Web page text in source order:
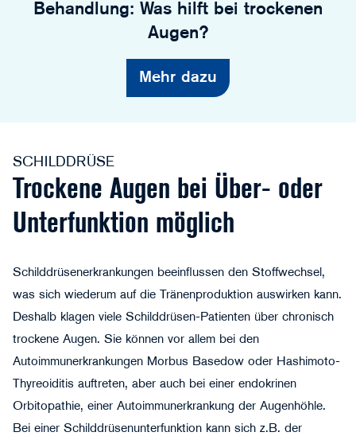
Behandlung: Was hilft bei trockenen
Augen?
Mehr dazu
SCHILDDRÜSE
Trockene Augen bei Über- oder
Unterfunktion möglich
Schilddrüsenerkrankungen beeinflussen den Stoffwechsel,
was sich wiederum auf die Tränenproduktion auswirken kann.
Deshalb klagen viele Schilddrüsen-Patienten über chronisch
trockene Augen. Sie können vor allem bei den
Autoimmunerkrankungen Morbus Basedow oder Hashimoto-
Thyreoiditis auftreten, aber auch bei einer endokrinen
Orbitopathie, einer Autoimmunerkrankung der Augenhöhle.
Bei einer Schilddrüsenunterfunktion kann sich z.B. der